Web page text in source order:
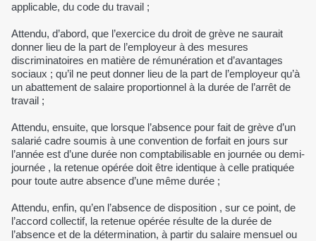
applicable, du code du travail ;
Attendu, d’abord, que l’exercice du droit de grève ne saurait
donner lieu de la part de l’employeur à des mesures
discriminatoires en matière de rémunération et d’avantages
sociaux ; qu’il ne peut donner lieu de la part de l’employeur qu’à
un abattement de salaire proportionnel à la durée de l’arrêt de
travail ;
Attendu, ensuite, que lorsque l’absence pour fait de grève d’un
salarié cadre soumis à une convention de forfait en jours sur
l’année est d’une durée non comptabilisable en journée ou demi-
journée , la retenue opérée doit être identique à celle pratiquée
pour toute autre absence d’une même durée ;
Attendu, enfin, qu’en l’absence de disposition , sur ce point, de
l’accord collectif, la retenue opérée résulte de la durée de
l’absence et de la détermination, à partir du salaire mensuel ou